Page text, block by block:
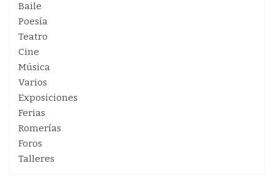
Baile
Poesía
Teatro
Cine
Música
Varios
Exposiciones
Ferias
Romerías
Foros
Talleres